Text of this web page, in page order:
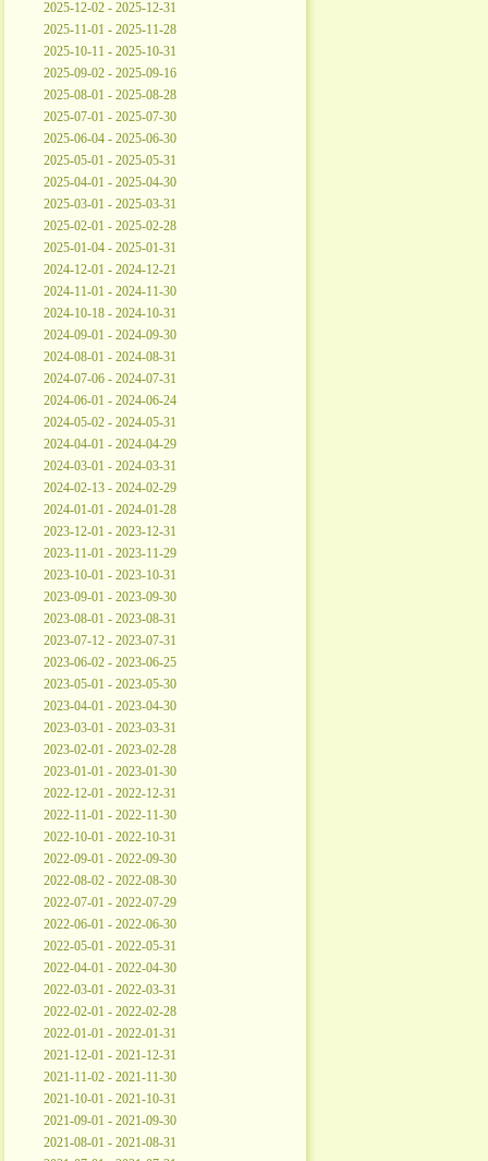
2025-12-02 - 2025-12-31
2025-11-01 - 2025-11-28
2025-10-11 - 2025-10-31
2025-09-02 - 2025-09-16
2025-08-01 - 2025-08-28
2025-07-01 - 2025-07-30
2025-06-04 - 2025-06-30
2025-05-01 - 2025-05-31
2025-04-01 - 2025-04-30
2025-03-01 - 2025-03-31
2025-02-01 - 2025-02-28
2025-01-04 - 2025-01-31
2024-12-01 - 2024-12-21
2024-11-01 - 2024-11-30
2024-10-18 - 2024-10-31
2024-09-01 - 2024-09-30
2024-08-01 - 2024-08-31
2024-07-06 - 2024-07-31
2024-06-01 - 2024-06-24
2024-05-02 - 2024-05-31
2024-04-01 - 2024-04-29
2024-03-01 - 2024-03-31
2024-02-13 - 2024-02-29
2024-01-01 - 2024-01-28
2023-12-01 - 2023-12-31
2023-11-01 - 2023-11-29
2023-10-01 - 2023-10-31
2023-09-01 - 2023-09-30
2023-08-01 - 2023-08-31
2023-07-12 - 2023-07-31
2023-06-02 - 2023-06-25
2023-05-01 - 2023-05-30
2023-04-01 - 2023-04-30
2023-03-01 - 2023-03-31
2023-02-01 - 2023-02-28
2023-01-01 - 2023-01-30
2022-12-01 - 2022-12-31
2022-11-01 - 2022-11-30
2022-10-01 - 2022-10-31
2022-09-01 - 2022-09-30
2022-08-02 - 2022-08-30
2022-07-01 - 2022-07-29
2022-06-01 - 2022-06-30
2022-05-01 - 2022-05-31
2022-04-01 - 2022-04-30
2022-03-01 - 2022-03-31
2022-02-01 - 2022-02-28
2022-01-01 - 2022-01-31
2021-12-01 - 2021-12-31
2021-11-02 - 2021-11-30
2021-10-01 - 2021-10-31
2021-09-01 - 2021-09-30
2021-08-01 - 2021-08-31